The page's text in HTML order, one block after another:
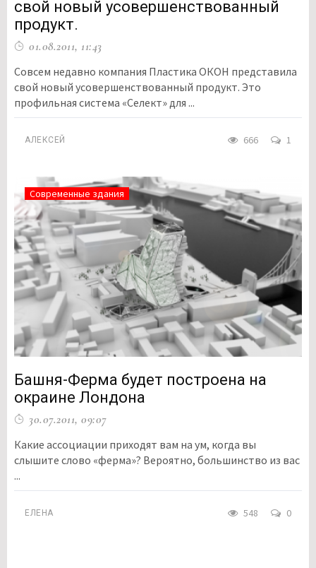
свой новый усовершенствованный
продукт.
01.08.2011, 11:43
Совсем недавно компания Пластика ОКОН представила
свой новый усовершенствованный продукт. Это
профильная система «Селект» для ...
АЛЕКСЕЙ 666 1
Современные здания
Башня-Ферма будет построена на
окраине Лондона
30.07.2011, 09:07
Какие ассоциации приходят вам на ум, когда вы
слышите слово «ферма»? Вероятно, большинство из вас
...
ЕЛЕНА 548 0